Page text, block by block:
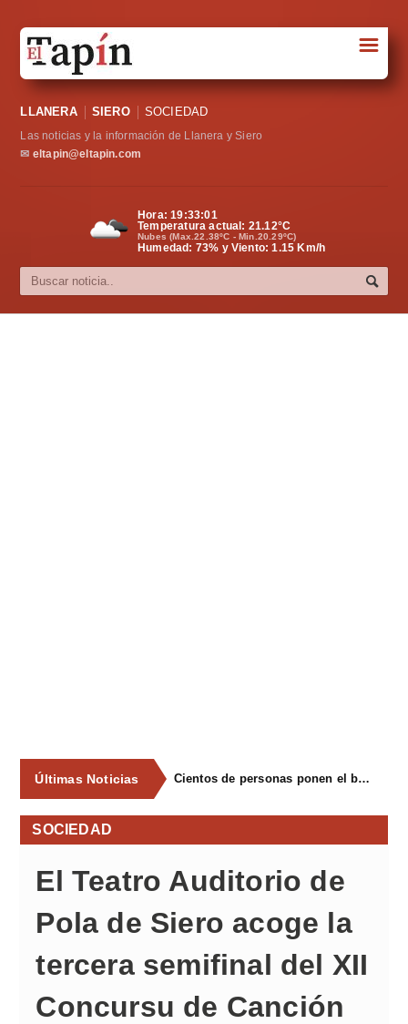
Sociedad
Política
Cultura
☰
LLANERA SIERO SOCIEDAD
Las noticias y la información de Llanera y Siero
✉ eltapin@eltapin.com
Hora:19:33:02
Temperatura actual: 21.12°C
Nubes (Max.22.38ºC - Min.20.29ºC)
Humedad: 73% y Viento: 1.15 Km/h
Últimas Noticias Cientos de personas ponen el broche final a las fiestas de La Salud de Lieres con la tradicional merienda
SOCIEDAD
El Teatro Auditorio de
Pola de Siero acoge la
tercera semifinal del XII
Concursu de Canción